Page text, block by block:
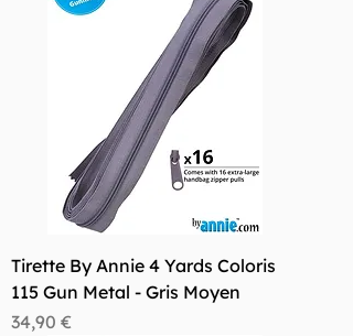
Tirette By Annie 4 Yards Coloris
115 Gun Metal - Gris Moyen
Prix
34,90 €